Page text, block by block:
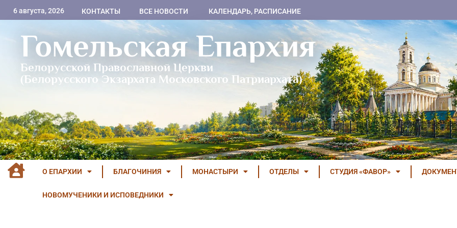
6 августа, 2026 КОНТАКТЫ ВСЕ НОВОСТИ КАЛЕНДАРЬ, РАСПИСАНИЕ
Гомельская Епархия
Белорусской Православной Церкви
(Белорусского Экзархата Московского Патриархата)
О ЕПАРХИИ БЛАГОЧИНИЯ МОНАСТЫРИ ОТДЕЛЫ СТУДИЯ «ФАВОР»
НОВОМУЧЕНИКИ И ИСПОВЕДНИКИ